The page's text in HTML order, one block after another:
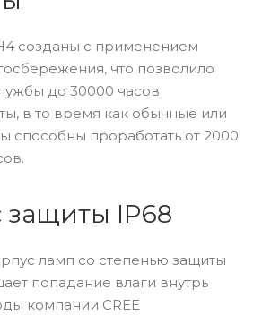
созданы с применением
что позволило
до 30000 часов
в то время как обычные или
способны проработать от 2000
защиты IP68
ламп со степенью защиты
попадание влаги внутрь
компании CREE